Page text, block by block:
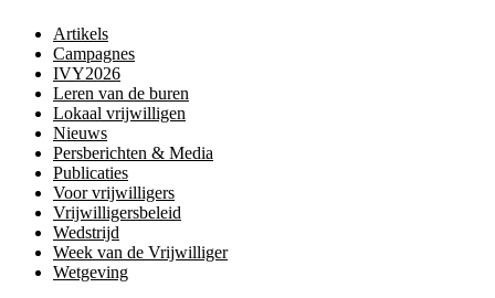
Artikels
Campagnes
IVY2026
Leren van de buren
Lokaal vrijwilligen
Nieuws
Persberichten & Media
Publicaties
Voor vrijwilligers
Vrijwilligersbeleid
Wedstrijd
Week van de Vrijwilliger
Wetgeving